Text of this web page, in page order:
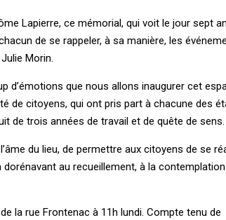
Lapierre, ce mémorial, qui voit le jour sept
de se rappeler, à sa manière, les
Morin.
d’émotions que nous allons inaugurer cet
de citoyens, qui ont pris part à chacune des
de trois années de travail et de quête de sens.
du lieu, de permettre aux citoyens de se
au recueillement, à la
la rue Frontenac à 11h lundi. Compte tenu de